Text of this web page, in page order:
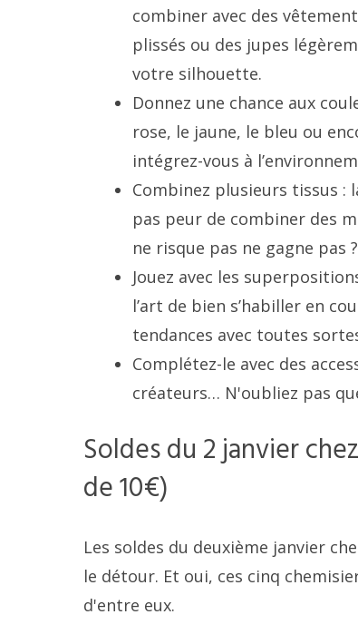
combiner avec des
plissés ou des jupes
votre silhouette.
Donnez une chance aux
rose, le jaune, le bleu ou
intégrez-vous à
Combinez plusieurs tissus :
pas peur de combiner des
ne risque pas ne gagne pas ?
Jouez avec les
l’art de bien s’habiller en
tendances avec toutes
Complétez-le avec des
créateurs… N'oubliez pas
Soldes du 2 janvier
de 10€)
Les soldes du deuxième janvier
le détour. Et oui, ces cinq
d'entre eux.